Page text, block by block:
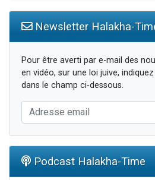
Newsletter Halakha-
Pour être averti par e-mail des
en vidéo, sur une loi juive,
dans le champ ci-dessous.
Podcast Halakha-Time